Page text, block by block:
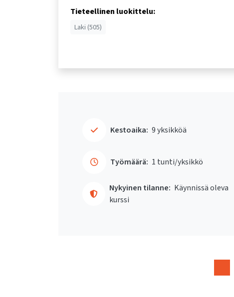
Tieteellinen luokittelu:
Laki (505)
Kestoaika: 9 yksikköä
Työmäärä: 1 tunti/yksikkö
Nykyinen tilanne: Käynnissä oleva
kurssi